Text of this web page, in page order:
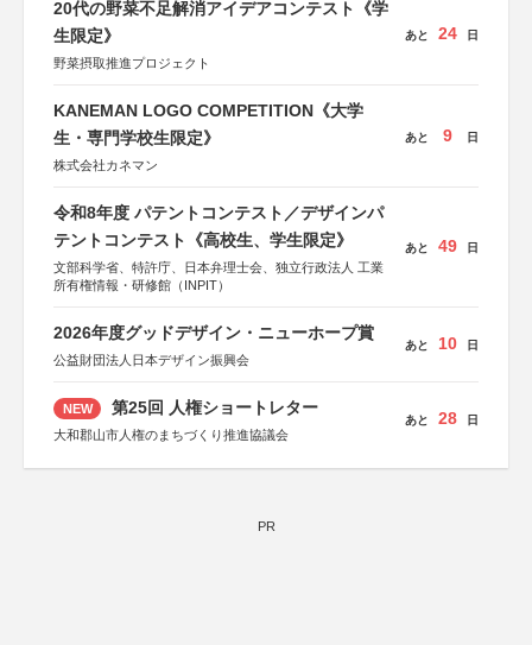
20代の野菜不足解消アイデアコンテスト《学
生限定》
野菜摂取推進プロジェクト
あと 24 日
KANEMAN LOGO COMPETITION《大学
生・専門学校生限定》
株式会社カネマン
あと 9 日
令和8年度 パテントコンテスト／デザインパ
テントコンテスト《高校生、学生限定》
文部科学省、特許庁、日本弁理士会、独立行政法人 工業
所有権情報・研修館（INPIT）
あと 49 日
2026年度グッドデザイン・ニューホープ賞
公益財団法人日本デザイン振興会
あと 10 日
NEW 第25回 人権ショートレター
大和郡山市人権のまちづくり推進協議会
あと 28 日
PR